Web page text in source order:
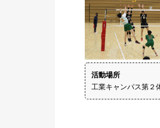
活動場所
工業キャンパス第２